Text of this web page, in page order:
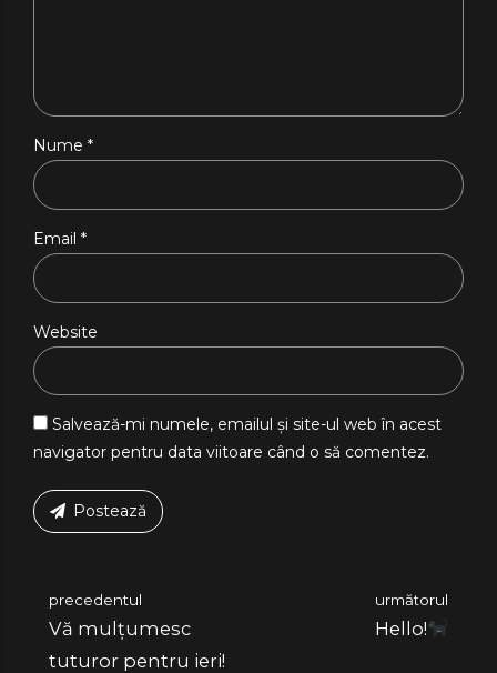
Nume *
Email *
Website
Salvează-mi numele, emailul și site-ul web în acest
navigator pentru data viitoare când o să comentez.
Postează
precedentul
Vă mulțumesc
tuturor pentru ieri!
următorul
Hello!